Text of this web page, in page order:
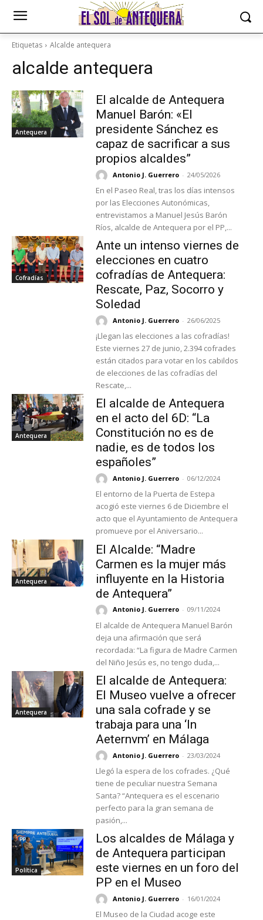
Etiquetas Alcalde antequera
alcalde antequera
Antequera
El alcalde de Antequera
Manuel Barón: «El
presidente Sánchez es
capaz de sacrificar a sus
propios alcaldes”
Antonio J. Guerrero - 24/05/2026
En el Paseo Real, tras los días intensos
por las Elecciones Autonómicas,
entrevistamos a Manuel Jesús Barón
Ríos, alcalde de Antequera por el PP,...
Cofradías
Ante un intenso viernes de
elecciones en cuatro
cofradías de Antequera:
Rescate, Paz, Socorro y
Soledad
Antonio J. Guerrero - 26/06/2025
¡Llegan las elecciones a las cofradías!
Este viernes 27 de junio, 2.394 cofrades
están citados para votar en los cabildos
de elecciones de las cofradías del
Rescate,...
Antequera
El alcalde de Antequera
en el acto del 6D: “La
Constitución no es de
nadie, es de todos los
españoles”
Antonio J. Guerrero - 06/12/2024
El entorno de la Puerta de Estepa
acogió este viernes 6 de Diciembre el
acto que el Ayuntamiento de Antequera
promueve por el Aniversario...
Antequera
El Alcalde: “Madre
Carmen es la mujer más
influyente en la Historia
de Antequera”
Antonio J. Guerrero - 09/11/2024
El alcalde de Antequera Manuel Barón
deja una afirmación que será
recordada: “La figura de Madre Carmen
del Niño Jesús es, no tengo duda,...
Antequera
El alcalde de Antequera:
El Museo vuelve a ofrecer
una sala cofrade y se
trabaja para una ‘In
Aeternvm’ en Málaga
Antonio J. Guerrero - 23/03/2024
Llegó la espera de los cofrades. ¿Qué
tiene de peculiar nuestra Semana
Santa? “Antequera es el escenario
perfecto para la gran semana de
pasión,...
Política
Los alcaldes de Málaga y
de Antequera participan
este viernes en un foro del
PP en el Museo
Antonio J. Guerrero - 16/01/2024
El Museo de la Ciudad acoge este